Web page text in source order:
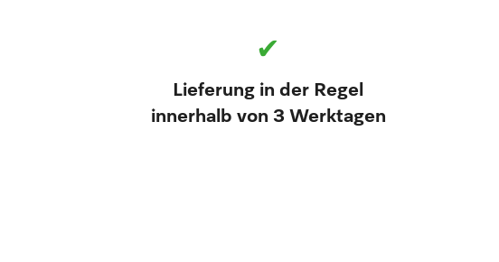
✔
Lieferung in der Regel
innerhalb von 3 Werktagen